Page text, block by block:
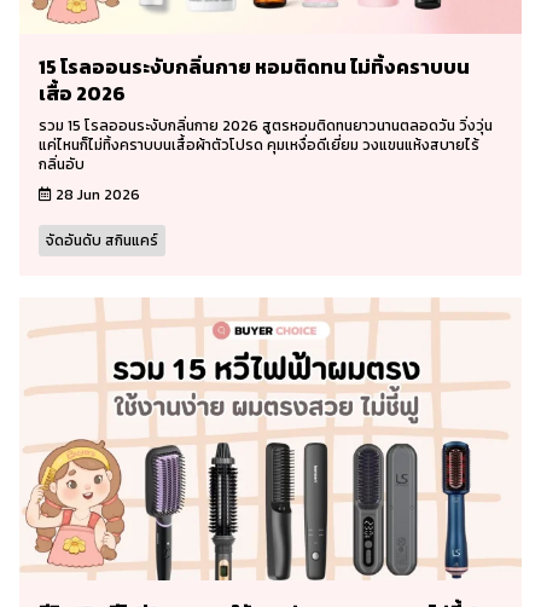
15 โรลออนระงับกลิ่นกาย หอมติดทน ไม่ทิ้งคราบบน
เสื้อ 2026
รวม 15 โรลออนระงับกลิ่นกาย 2026 สูตรหอมติดทนยาวนานตลอดวัน วิ่งวุ่น
แค่ไหนก็ไม่ทิ้งคราบบนเสื้อผ้าตัวโปรด คุมเหงื่อดีเยี่ยม วงแขนแห้งสบายไร้
กลิ่นอับ
28 Jun 2026
จัดอันดับ สกินแคร์